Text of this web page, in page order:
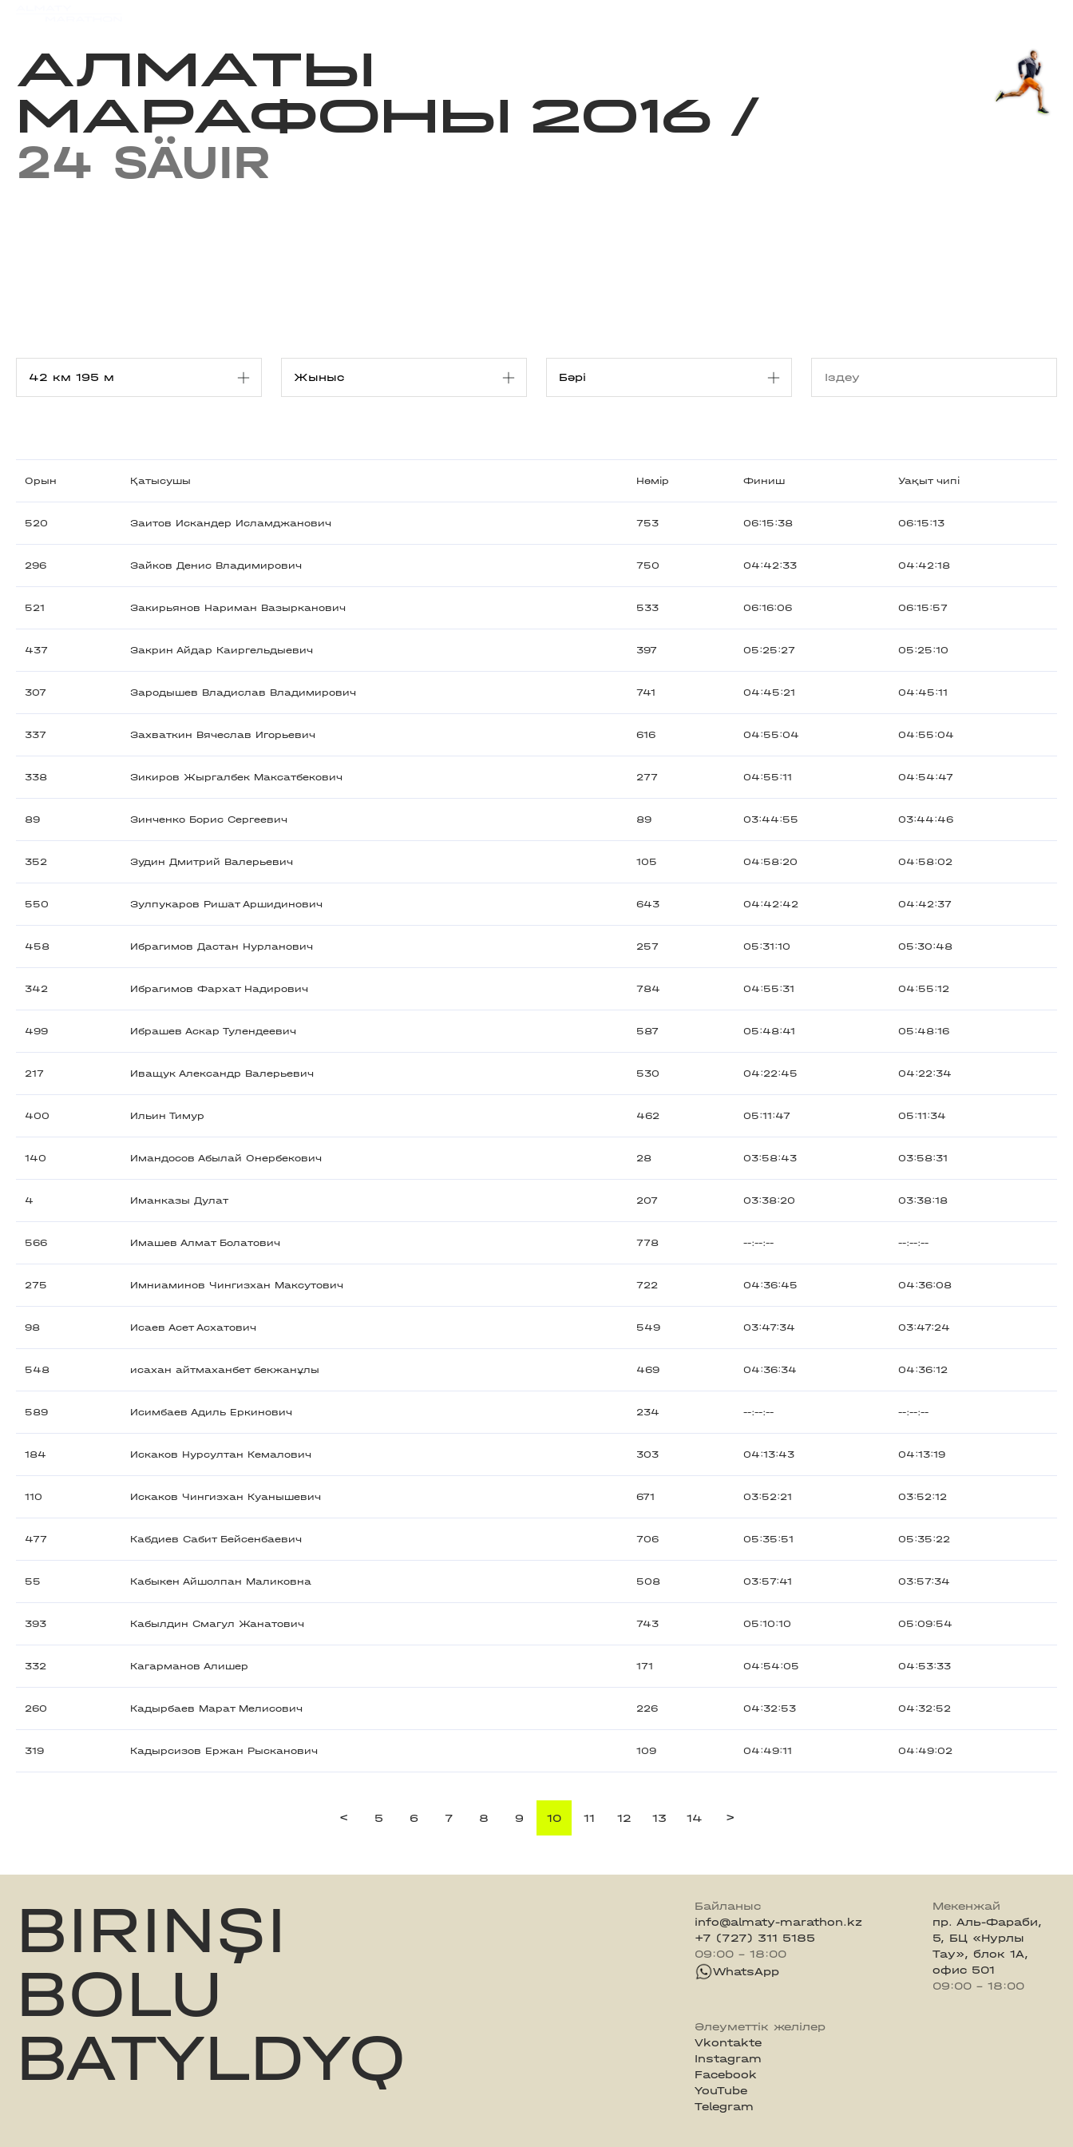
АЛМАТЫ
МАРАФОНЫ 2016 /
24 SÄUIR
Орын Қатысушы Нөмір Финиш Уақыт чипі
520 Заитов Искандер Исламджанович 753 06:15:38 06:15:13
296 Зайков Денис Владимирович 750 04:42:33 04:42:18
521 Закирьянов Нариман Вазырканович 533 06:16:06 06:15:57
437 Закрин Айдар Каиргельдыевич 397 05:25:27 05:25:10
307 Зародышев Владислав Владимирович 741 04:45:21 04:45:11
337 Захваткин Вячеслав Игорьевич 616 04:55:04 04:55:04
338 Зикиров Жыргалбек Максатбекович 277 04:55:11 04:54:47
89 Зинченко Борис Сергеевич 89 03:44:55 03:44:46
352 Зудин Дмитрий Валерьевич 105 04:58:20 04:58:02
550 Зулпукаров Ришат Аршидинович 643 04:42:42 04:42:37
458 Ибрагимов Дастан Нурланович 257 05:31:10 05:30:48
342 Ибрагимов Фархат Надирович 784 04:55:31 04:55:12
499 Ибрашев Аскар Тулендеевич 587 05:48:41 05:48:16
217 Иващук Александр Валерьевич 530 04:22:45 04:22:34
400 Ильин Тимур 462 05:11:47 05:11:34
140 Имандосов Абылай Онербекович 28 03:58:43 03:58:31
4 Иманказы Дулат 207 03:38:20 03:38:18
566 Имашев Алмат Болатович 778 --:--:-- --:--:--
275 Имниаминов Чингизхан Максутович 722 04:36:45 04:36:08
98 Исаев Асет Асхатович 549 03:47:34 03:47:24
548 исахан айтмаханбет бекжанұлы 469 04:36:34 04:36:12
589 Исимбаев Адиль Еркинович 234 --:--:-- --:--:--
184 Искаков Нурсултан Кемалович 303 04:13:43 04:13:19
110 Искаков Чингизхан Куанышевич 671 03:52:21 03:52:12
477 Кабдиев Сабит Бейсенбаевич 706 05:35:51 05:35:22
55 Кабыкен Айшолпан Маликовна 508 03:57:41 03:57:34
393 Кабылдин Смагул Жанатович 743 05:10:10 05:09:54
332 Кагарманов Алишер 171 04:54:05 04:53:33
260 Кадырбаев Марат Мелисович 226 04:32:53 04:32:52
319 Кадырсизов Ержан Рысканович 109 04:49:11 04:49:02
< 5 6 7 8 9 10 11 12 13 14 >
BIRINŞI
BOLU
BATYLDYQ
Байланыс
info@almaty-marathon.kz
+7 (727) 311 5185
09:00 - 18:00
WhatsApp
Мекенжай
пр. Аль-Фараби,
5, БЦ «Нурлы
Тау», блок 1А,
офис 501
09:00 - 18:00
Әлеуметтік желілер
Vkontakte
Instagram
Facebook
YouTube
Telegram